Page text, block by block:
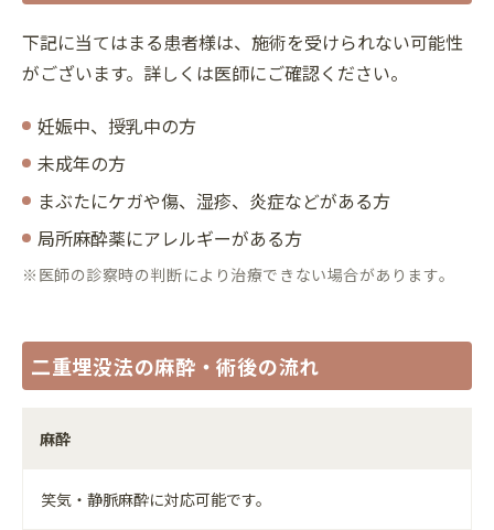
下記に当てはまる患者様は、施術を受けられない可能性
がございます。詳しくは医師にご確認ください。
妊娠中、授乳中の方
未成年の方
まぶたにケガや傷、湿疹、炎症などがある方
局所麻酔薬にアレルギーがある方
※医師の診察時の判断により治療できない場合があります。
二重埋没法の麻酔・術後の流れ
麻酔
笑気・静脈麻酔に対応可能です。